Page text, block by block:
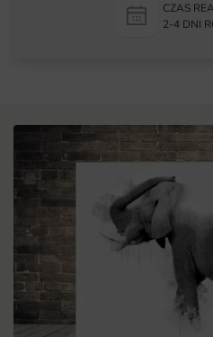
CZAS
2-4 DNI